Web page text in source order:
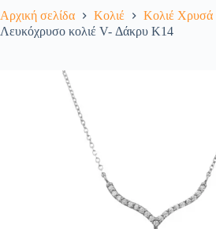
Αρχική σελίδα Κολιέ
Κολιέ Χρυσά
Λευκόχρυσο κολιέ V- Δάκρυ Κ14